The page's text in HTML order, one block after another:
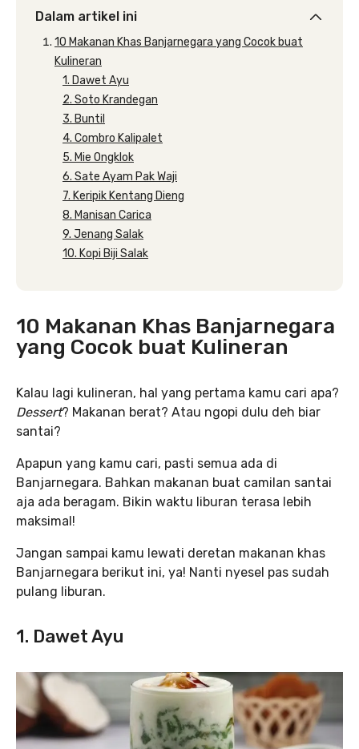
Dalam artikel ini
10 Makanan Khas Banjarnegara yang Cocok buat
Kulineran
1. Dawet Ayu
2. Soto Krandegan
3. Buntil
4. Combro Kalipalet
5. Mie Ongklok
6. Sate Ayam Pak Waji
7. Keripik Kentang Dieng
8. Manisan Carica
9. Jenang Salak
10. Kopi Biji Salak
10 Makanan Khas Banjarnegara
yang Cocok buat Kulineran
Kalau lagi kulineran, hal yang pertama kamu cari apa?
Dessert? Makanan berat? Atau ngopi dulu deh biar
santai?
Apapun yang kamu cari, pasti semua ada di
Banjarnegara. Bahkan makanan buat camilan santai
aja ada beragam. Bikin waktu liburan terasa lebih
maksimal!
Jangan sampai kamu lewati deretan makanan khas
Banjarnegara berikut ini, ya! Nanti nyesel pas sudah
pulang liburan.
1. Dawet Ayu